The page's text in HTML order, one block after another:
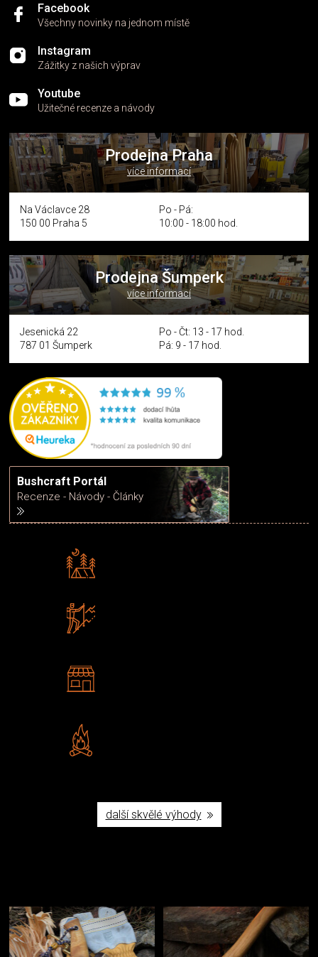
Facebook
Všechny novinky na jednom místě
Instagram
Zážitky z našich výprav
Youtube
Užitečné recenze a návody
Prodejna Praha
více informací
Na Václavce 28
150 00 Praha 5
Po - Pá:
10:00 - 18:00 hod.
Prodejna Šumperk
více informací
Jesenická 22
787 01 Šumperk
Po - Čt: 13 - 17 hod.
Pá: 9 - 17 hod.
Bushcraft Portál
Recenze - Návody - Články
další skvělé výhody